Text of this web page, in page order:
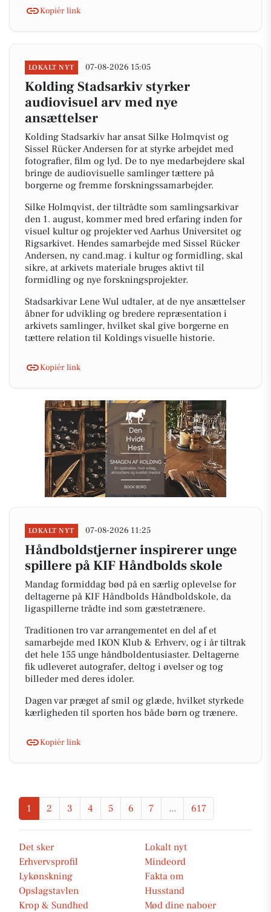
Kopiér link
LOKALT NYT 07-08-2026 15:05
Kolding Stadsarkiv styrker
audiovisuel arv med nye
ansættelser
Kolding Stadsarkiv har ansat Silke Holmqvist og
Sissel Rücker Andersen for at styrke arbejdet med
fotografier, film og lyd. De to nye medarbejdere skal
bringe de audiovisuelle samlinger tættere på
borgerne og fremme forskningssamarbejder.
Silke Holmqvist, der tiltrådte som samlingsarkivar
den 1. august, kommer med bred erfaring inden for
visuel kultur og projekter ved Aarhus Universitet og
Rigsarkivet. Hendes samarbejde med Sissel Rücker
Andersen, ny cand.mag. i kultur og formidling, skal
sikre, at arkivets materiale bruges aktivt til
formidling og nye forskningsprojekter.
Stadsarkivar Lene Wul udtaler, at de nye ansættelser
åbner for udvikling og bredere repræsentation i
arkivets samlinger, hvilket skal give borgerne en
tættere relation til Koldings visuelle historie.
Kopiér link
LOKALT NYT 07-08-2026 11:25
Håndboldstjerner inspirerer unge
spillere på KIF Håndbolds skole
Mandag formiddag bød på en særlig oplevelse for
deltagerne på KIF Håndbolds Håndboldskole, da
ligaspillerne trådte ind som gæstetrænere.
Traditionen tro var arrangementet en del af et
samarbejde med IKON Klub & Erhverv, og i år tiltrak
det hele 155 unge håndboldentusiaster. Deltagerne
fik udleveret autografer, deltog i øvelser og tog
billeder med deres idoler.
Dagen var præget af smil og glæde, hvilket styrkede
kærligheden til sporten hos både børn og trænere.
Kopiér link
1 2 3 4 5 6 7 ... 617
Det sker
Lokalt nyt
Erhvervsprofil
Mindeord
Lykønskning
Fakta om
Opslagstavlen
Husstand
Krop & Sundhed
Mød dine naboer